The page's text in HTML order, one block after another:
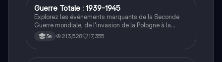
Histoire
Guerre Totale : 1939-1945
Explorez les événements marquants de la Seconde
Guerre mondiale, de l'invasion de la Pologne à la
capitulation du Japon. Ce résumé aborde les concepts
clés tels que la guerre totale, le génocide des Juifs, la
3e 213,528 17,355